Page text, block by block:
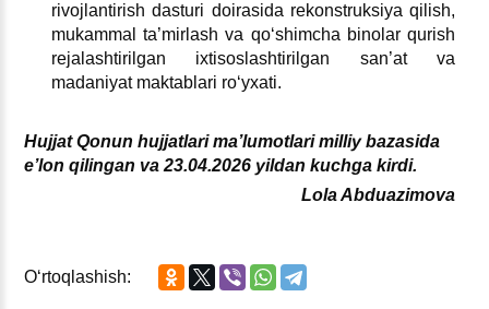
rivojlantirish dasturi doirasida rekonstruksiya qilish,
mukammal ta’mirlash va qoʻshimcha binolar qurish
rejalashtirilgan iхtisoslashtirilgan san’at va
madaniyat maktablari roʻyхati.
Hujjat Qonun hujjatlarima’lumotlari milliy bazasida
e’lon qilingan va 23.04.2026 yildan kuchga kirdi.
Lola Abduazimova
Oʻrtoqlashish: